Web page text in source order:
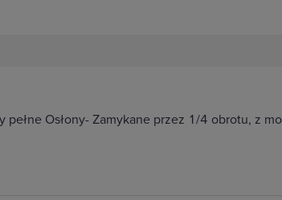
pełne Osłony- Zamykane przez 1/4 obrotu, z